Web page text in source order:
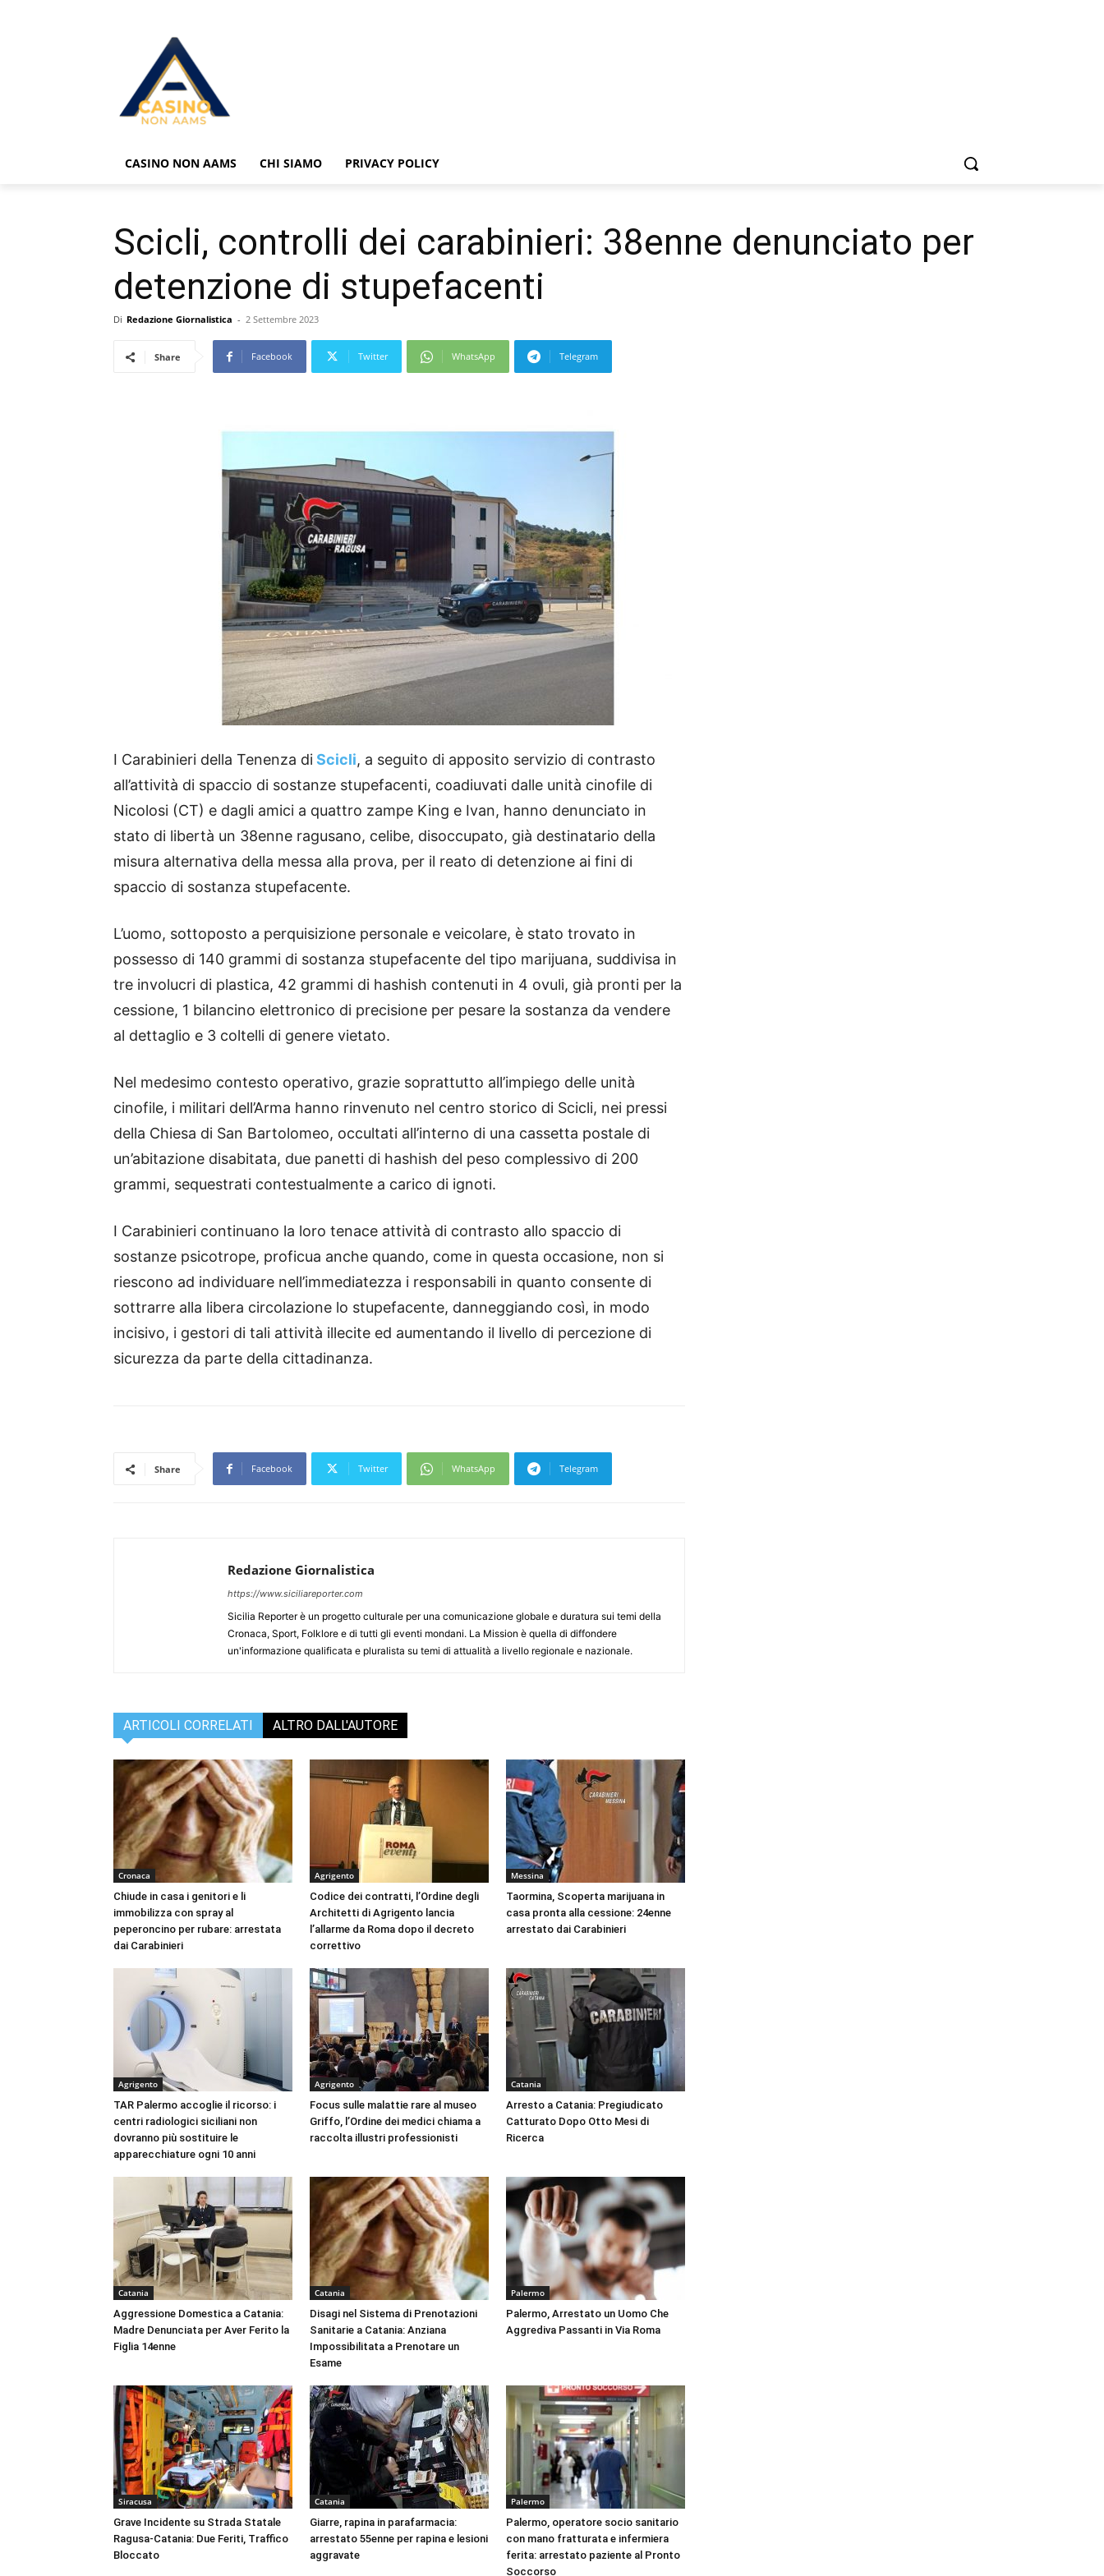
CASINO NON AAMS CHI SIAMO PRIVACY POLICY
Scicli, controlli dei carabinieri: 38enne denunciato per
detenzione di stupefacenti
Di Redazione Giornalistica - 2 Settembre 2023
Share Facebook Twitter WhatsApp Telegram
I Carabinieri della Tenenza diScicli, a seguito di apposito servizio di contrasto
all’attività di spaccio di sostanze stupefacenti, coadiuvati dalle unità cinofile di
Nicolosi (CT) e dagli amici a quattro zampe King e Ivan, hanno denunciato in
stato di libertà un 38enne ragusano, celibe, disoccupato, già destinatario della
misura alternativa della messa alla prova, per il reato di detenzione ai fini di
spaccio di sostanza stupefacente.
L’uomo, sottoposto a perquisizione personale e veicolare, è stato trovato in
possesso di 140 grammi di sostanza stupefacente del tipo marijuana, suddivisa in
tre involucri di plastica, 42 grammi di hashish contenuti in 4 ovuli, già pronti per la
cessione, 1 bilancino elettronico di precisione per pesare la sostanza da vendere
al dettaglio e 3 coltelli di genere vietato.
Nel medesimo contesto operativo, grazie soprattutto all’impiego delle unità
cinofile, i militari dell’Arma hanno rinvenuto nel centro storico di Scicli, nei pressi
della Chiesa di San Bartolomeo, occultati all’interno di una cassetta postale di
un’abitazione disabitata, due panetti di hashish del peso complessivo di 200
grammi, sequestrati contestualmente a carico di ignoti.
I Carabinieri continuano la loro tenace attività di contrasto allo spaccio di
sostanze psicotrope, proficua anche quando, come in questa occasione, non si
riescono ad individuare nell’immediatezza i responsabili in quanto consente di
sottrarre alla libera circolazione lo stupefacente, danneggiando così, in modo
incisivo, i gestori di tali attività illecite ed aumentando il livello di percezione di
sicurezza da parte della cittadinanza.
Share Facebook Twitter WhatsApp Telegram
Redazione Giornalistica
https://www.siciliareporter.com
Sicilia Reporter è un progetto culturale per una comunicazione globale e duratura sui temi della
Cronaca, Sport, Folklore e di tutti gli eventi mondani. La Mission è quella di diffondere
un'informazione qualificata e pluralista su temi di attualità a livello regionale e nazionale.
ARTICOLI CORRELATI ALTRO DALL'AUTORE
Cronaca
Chiude in casa i genitori e li
immobilizza con spray al
peperoncino per rubare: arrestata
dai Carabinieri
Agrigento
Codice dei contratti, l’Ordine degli
Architetti di Agrigento lancia
l’allarme da Roma dopo il decreto
correttivo
Messina
Taormina, Scoperta marijuana in
casa pronta alla cessione: 24enne
arrestato dai Carabinieri
Agrigento
TAR Palermo accoglie il ricorso: i
centri radiologici siciliani non
dovranno più sostituire le
apparecchiature ogni 10 anni
Agrigento
Focus sulle malattie rare al museo
Griffo, l’Ordine dei medici chiama a
raccolta illustri professionisti
Catania
Arresto a Catania: Pregiudicato
Catturato Dopo Otto Mesi di
Ricerca
Catania
Aggressione Domestica a Catania:
Madre Denunciata per Aver Ferito la
Figlia 14enne
Catania
Disagi nel Sistema di Prenotazioni
Sanitarie a Catania: Anziana
Impossibilitata a Prenotare un
Esame
Palermo
Palermo, Arrestato un Uomo Che
Aggrediva Passanti in Via Roma
Siracusa
Grave Incidente su Strada Statale
Ragusa-Catania: Due Feriti, Traffico
Bloccato
Catania
Giarre, rapina in parafarmacia:
arrestato 55enne per rapina e lesioni
aggravate
Palermo
Palermo, operatore socio sanitario
con mano fratturata e infermiera
ferita: arrestato paziente al Pronto
Soccorso